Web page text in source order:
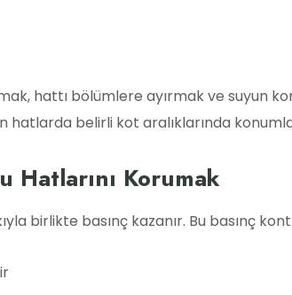
hattı bölümlere ayırmak ve suyun
hatlarda belirli kot aralıklarında
Hatlarını Korumak
birlikte basınç kazanır. Bu basınç